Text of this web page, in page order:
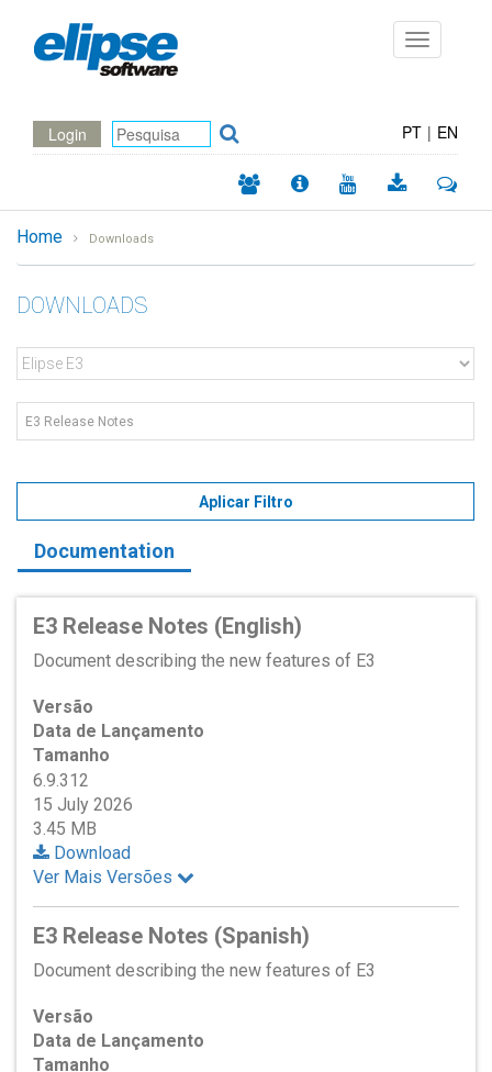
Toggle
navigation
Login PT | EN
Home Downloads
DOWNLOADS
Aplicar Filtro
Documentation
E3 Release Notes (English)
Document describing the new features of E3
Versão
Data de Lançamento
Tamanho
6.9.312
15 July 2026
3.45 MB
Download
Ver Mais Versões
E3 Release Notes (Spanish)
Document describing the new features of E3
Versão
Data de Lançamento
Tamanho